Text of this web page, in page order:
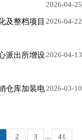
2026-04-25
2026-04-22
及整档项目
2026-04-13
派出所增设
2026-03-10
仓库加装电
2 3 ... 41